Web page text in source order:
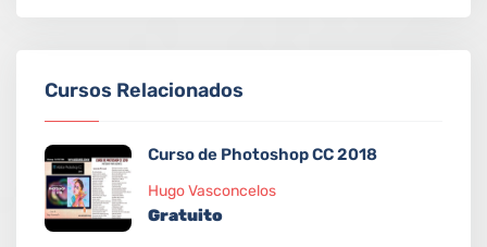
Cursos Relacionados
Curso de Photoshop CC 2018
Hugo Vasconcelos
Gratuito